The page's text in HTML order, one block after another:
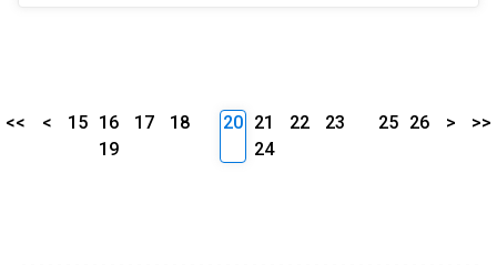
<< < 15 16 17
18
19
20 21 22
23
24
25 26 > >>